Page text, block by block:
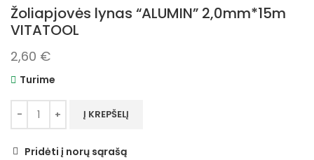
Žoliapjovės lynas “ALUMIN” 2,0mm*15m
VITATOOL
2,60 €
Turime
Į KREPŠELĮ
Pridėti į norų sąrašą